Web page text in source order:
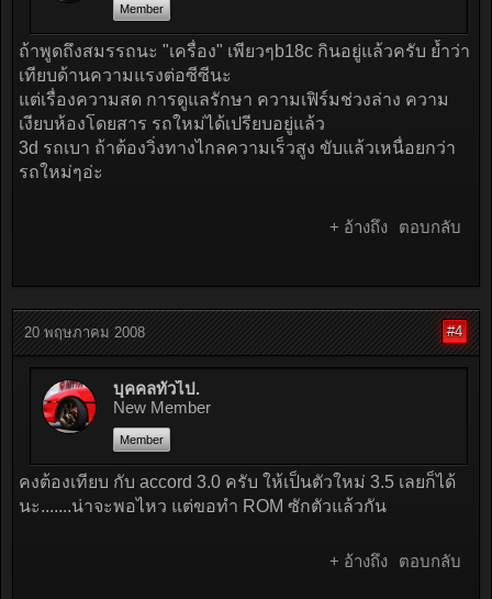
Member
ถ้าพูดถึงสมรรถนะ "เครื่อง" เพียวๆb18c กินอยู่แล้วครับ ย้ำว่า
เทียบด้านความแรงต่อซีซีนะ
แต่เรื่องความสด การดูแลรักษา ความเฟิร์มช่วงล่าง ความ
เงียบห้องโดยสาร รถใหม่ได้เปรียบอยู่แล้ว
3d รถเบา ถ้าต้องวิ่งทางไกลความเร็วสูง ขับแล้วเหนื่อยกว่า
รถใหม่ๆอ่ะ
+ อ้างถึง ตอบกลับ
20 พฤษภาคม 2008 #4
บุคคลทั่วไป.
New Member
Member
คงต้องเทียบ กับ accord 3.0 ครับ ให้เป็นตัวใหม่ 3.5 เลยก็ได้
นะ.......น่าจะพอไหว แต่ขอทำ ROM ซักตัวแล้วกัน
+ อ้างถึง ตอบกลับ